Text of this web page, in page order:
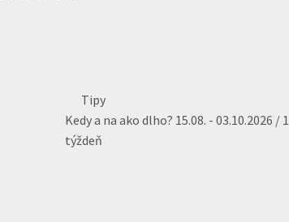
Tipy
Kedy a na ako dlho? 15.08. - 03.10.2026 / 1
týždeň